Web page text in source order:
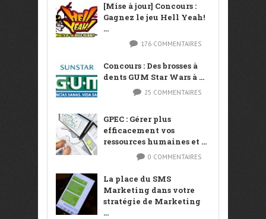
[Mise à jour] Concours :
Gagnez le jeu Hell Yeah!
...
176 COMMENTAIRES
Concours : Des brosses à
dents GUM Star Wars à ...
25 COMMENTAIRES
GPEC : Gérer plus
efficacement vos
ressources humaines et ...
0 COMMENTAIRES
La place du SMS
Marketing dans votre
stratégie de Marketing
...